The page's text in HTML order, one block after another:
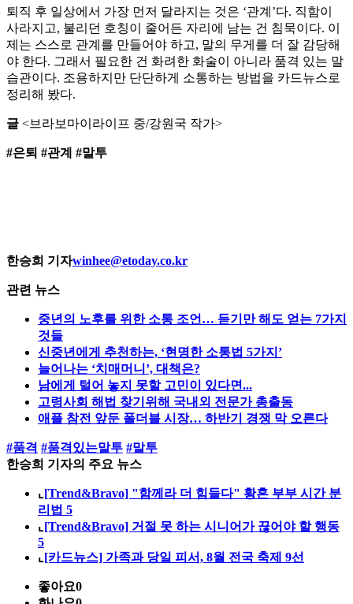
퇴직 후 일상에서 가장 먼저 달라지는 것은 ‘관계’다. 직함이
사라지고, 불리던 호칭이 줄어든 자리에 남는 건 침묵이다. 이
제는 스스로 관계를 만들어야 하고, 말의 무게를 더 잘 감당해
야 한다. 그래서 필요한 건 화려한 화술이 아니라 품격 있는 말
습관이다. 조용하지만 단단하게 소통하는 방법을 카드뉴스로
정리해 봤다.
글 <브라보마이라이프 중/강원국 작가>
#은퇴 #관계 #말투
한승희 기자winhee@etoday.co.kr
관련 뉴스
중년의 노후를 위한 소통 조언… 듣기만 해도 얻는 7가지
것들
신중년에게 추천하는, ‘현명한 소통법 5가지’
늘어나는 ‘치매머니’, 대책은?
남에게 털어 놓지 못할 고민이 있다면...
고령사회 해법 찾기위해 국내외 전문가 총출동
애플 참전 앞둔 폴더블 시장… 하반기 경쟁 막 오른다
#품격 #품격있는말투 #말투
한승희 기자의 주요 뉴스
⌞ [Trend&Bravo] "함께라 더 힘들다" 황혼 부부 시간 분
리법 5
⌞ [Trend&Bravo] 거절 못 하는 시니어가 끊어야 할 행동
5
⌞ [카드뉴스] 가족과 당일 피서, 8월 전국 축제 9선
좋아요0